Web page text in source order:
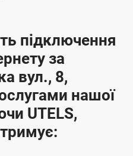
підключення
за
вул., 8,
нашої
UTELS,